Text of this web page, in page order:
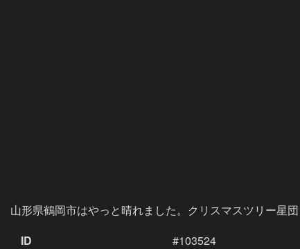
山形県鶴岡市はやっと晴れました。クリスマスツリー星
ID
#103524